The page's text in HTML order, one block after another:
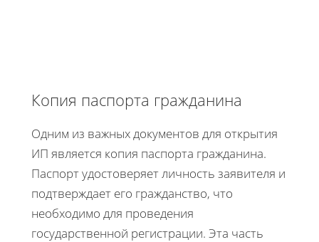
Копия паспорта гражданина
Одним из важных документов для открытия
ИП является копия паспорта гражданина.
Паспорт удостоверяет личность заявителя и
подтверждает его гражданство, что
необходимо для проведения
государственной регистрации. Эта часть